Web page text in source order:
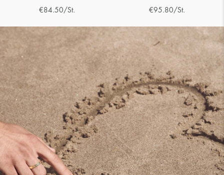
€84.50/St. €95.80/St.